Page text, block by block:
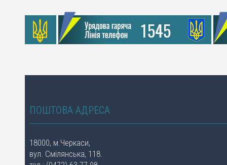
ПОШТОВА АДРЕСА
18000, м.Черкаси,
вул. Смілянська, 118.